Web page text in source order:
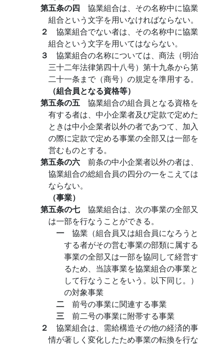
第五条の四 協業組合は、その名称中に協業
組合という文字を用いなければならない。
２ 協業組合でない者は、その名称中に協業
組合という文字を用いてはならない。
３ 協業組合の名称については、商法（明治
三十二年法律第四十八号）第十九条から第
二十一条まで（商号）の規定を準用する。
（組合員となる資格等）
第五条の五 協業組合の組合員となる資格を
有する者は、中小企業者及び定款で定めた
ときは中小企業者以外の者であつて、加入
の際に定款で定める事業の全部又は一部を
営むものとする。
第五条の六 前条の中小企業者以外の者は、
協業組合の総組合員の四分の一をこえては
ならない。
（事業）
第五条の七 協業組合は、次の事業の全部又
は一部を行なうことができる。
一 協業（組合員又は組合員になろうと
する者がその営む事業の部類に属する
事業の全部又は一部を協同して経営す
るため、当該事業を協業組合の事業と
して行なうことをいう。以下同じ。）
の対象事業
二 前号の事業に関連する事業
三 前二号の事業に附帯する事業
２ 協業組合は、需給構造その他の経済的事
情が著しく変化したため事業の転換を行な